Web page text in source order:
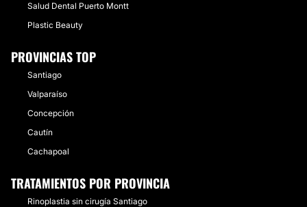
Salud Dental Puerto Montt
Plastic Beauty
PROVINCIAS TOP
Santiago
Valparaíso
Concepción
Cautín
Cachapoal
TRATAMIENTOS POR PROVINCIA
Rinoplastia sin cirugía Santiago